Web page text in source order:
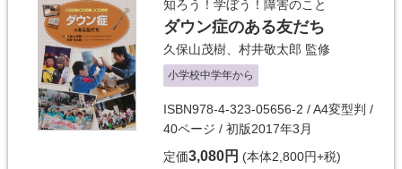
知ろう！学ぼう！障害のこと
ダウン症のある友だち
久保山茂樹、 村井敬太郎 監修
小学校中学年から
ISBN978-4-323-05656-2 / A4変型判 /
40ページ / 初版2017年3月
定価3,080円 (本体2,800円+税)